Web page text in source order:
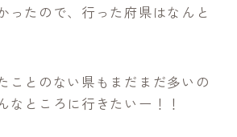
ったので、行った府県はなんと
ことのない県もまだまだ多いの
なところに行きたいー！！